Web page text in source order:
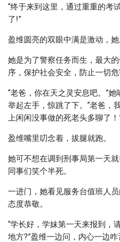
“终于来到这里，通过重重的考
了!”
盈维圆亮的双眼中满是激动，她
她是为了警察任务而生，最大
序，保护社会安全，防止一切
“老爸，你在天之灵安息吧。”
举起左手，惊跳了下。“老爸，
上闲闲没事做的死老头多聊了！
盈维嘴里叨念着，拔腿就跑。
她可不想在调到刑事局第一天
同事们笑个半死。
一进门，她看见服务台值班人
态度恭敬。
“学长好，学妹第一天来报到，
地方?”盈维一边问，内心一边咋